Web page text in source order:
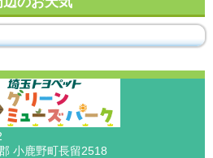
小鹿野町長留2518